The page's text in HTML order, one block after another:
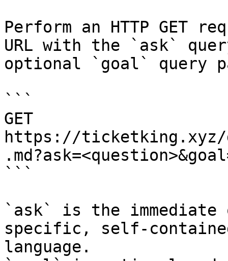
Perform an HTTP GET
URL with the `ask`
optional `goal` query
```
GET
https://ticketking.xyz/
```
`ask` is the
specific, self-
language.